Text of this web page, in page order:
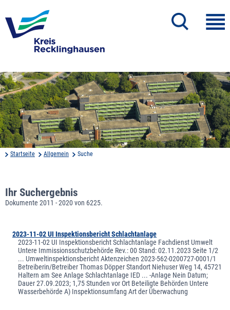
Startseite Allgemein Suche
Ihr Suchergebnis
Dokumente 2011 - 2020 von 6225.
2023-11-02 UI Inspektionsbericht Schlachtanlage
2023-11-02 UI Inspektionsbericht Schlachtanlage Fachdienst Umwelt
Untere Immissionsschutzbehörde Rev.: 00 Stand: 02.11.2023 Seite 1/2
... Umweltinspektionsbericht Aktenzeichen 2023-562-0200727-0001/1
Betreiberin/Betreiber Thomas Döpper Standort Niehuser Weg 14, 45721
Haltern am See Anlage Schlachtanlage IED ... -Anlage Nein Datum;
Dauer 27.09.2023; 1,75 Stunden vor Ort Beteiligte Behörden Untere
Wasserbehörde A) Inspektionsumfang Art der Überwachung